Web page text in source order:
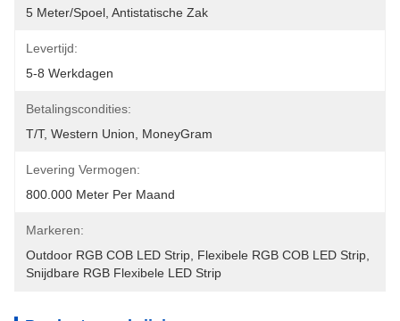
5 Meter/spoel, Antistatische Zak
Levertijd:
5-8 Werkdagen
Betalingscondities:
T/T, Western Union, MoneyGram
Levering Vermogen:
800.000 Meter Per Maand
Markeren:
Outdoor RGB COB LED Strip Flexibele RGB COB LED Strip
Snijdbare RGB Flexibele LED Strip